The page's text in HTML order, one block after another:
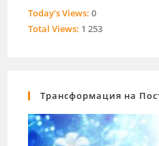
Today's Views:0
Total Views: 1 253
Трансформация на